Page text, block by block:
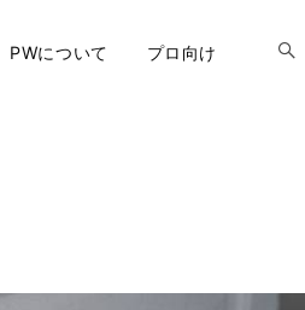
PWについて プロ向け